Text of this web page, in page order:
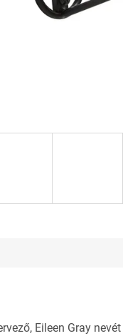
Eileen Gray